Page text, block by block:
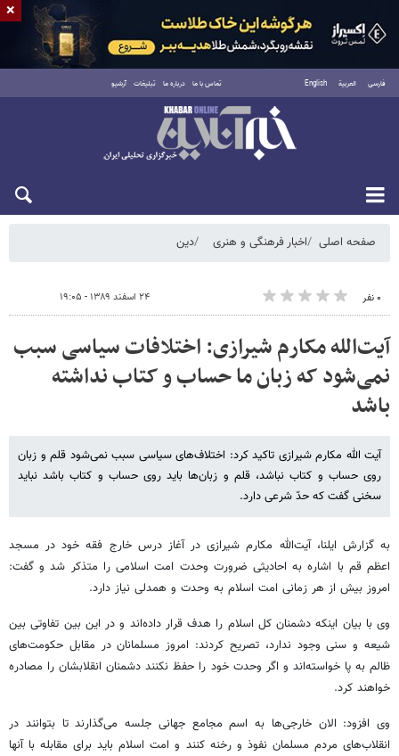
فارسی العربية English تماس با ما درباره ما تبلیغات آرشیو
جمعه ۱۶ مرداد ۱۴۰۵
صفحه اصلی اخبار فرهنگی و هنری دین
۰ نفر ۲۴ اسفند ۱۳۸۹ - ۱۹:۰۵
آیت‌الله مکارم شیرازی: اختلافات سیاسی سبب
نمی‌شود که زبان ما حساب و کتاب نداشته
باشد
آیت الله مکارم شیرازی تاکید کرد: اختلاف‌های سیاسی سبب نمی‌شود قلم و زبان
روی حساب و کتاب نباشد، قلم و زبان‌ها باید روی حساب و کتاب باشد نباید
سخنی گفت که حدّ شرعی دارد.
به گزارش ایلنا، آیت‌الله مکارم شیرازی در آغاز درس خارج فقه خود در مسجد
اعظم قم با اشاره به احادیثی ضرورت وحدت امت اسلامی را متذکر شد و گفت:
امروز بیش از هر زمانی امت اسلام به وحدت و همدلی نیاز دارد.
وی با بیان اینکه دشمنان کل اسلام را هدف قرار داده‌اند و در این بین تفاوتی بین
شیعه و سنی وجود ندارد، تصریح کردند: امروز مسلمانان در مقابل حکومت‌های
ظالم به پا خواسته‌اند و اگر وحدت خود را حفظ نکنند دشمنان انقلابشان را مصادره
خواهند کرد.
وی افزود: الان خارجی‌ها به اسم مجامع جهانی جلسه می‌گذارند تا بتوانند در
انقلاب‌های مردم مسلمان نفوذ و رخنه کنند و امت اسلام باید برای مقابله با آنها
×